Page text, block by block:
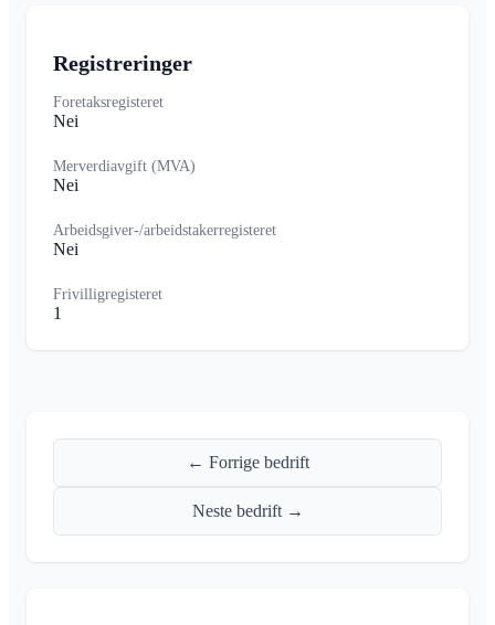
Registreringer
Foretaksregisteret
Nei
Merverdiavgift (MVA)
Nei
Arbeidsgiver-/arbeidstakerregisteret
Nei
Frivilligregisteret
1
← Forrige bedrift
Neste bedrift →